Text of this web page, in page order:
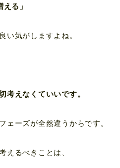
る」
い気がしますよね。
考えなくていいです。
ェーズが全然違うからです。
えるべきことは、